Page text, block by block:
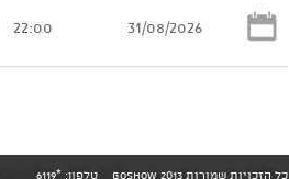
31/08/2026
22:00
כל הזכויות שמורות GoShow 2013 טלפון: *6119